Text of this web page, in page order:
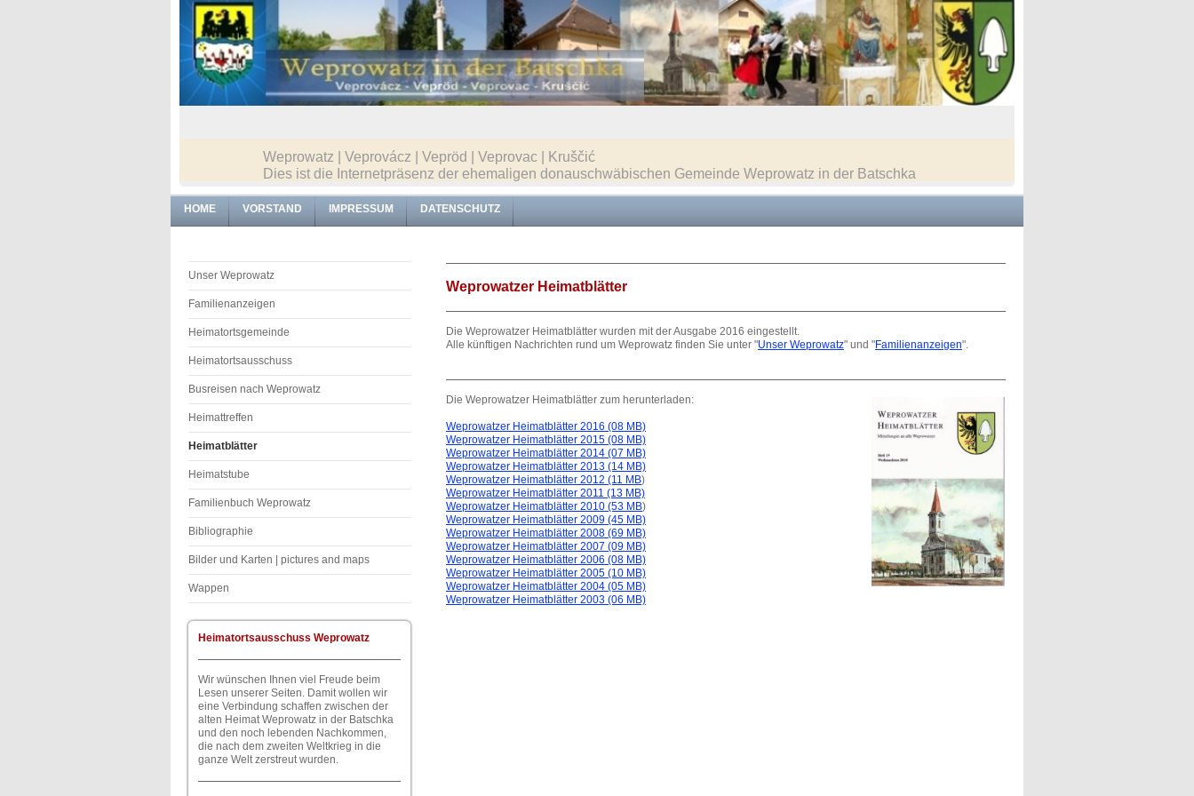
Weprowatz | Veprovácz | Vepröd | Veprovac | Kruščić
Dies ist die Internetpräsenz der ehemaligen donauschwäbischen Gemeinde Weprowatz in der Batschka
HOME VORSTAND IMPRESSUM DATENSCHUTZ
Unser Weprowatz
Familienanzeigen
Heimatortsgemeinde
Heimatortsausschuss
Busreisen nach Weprowatz
Heimattreffen
Heimatblätter
Heimatstube
Familienbuch Weprowatz
Bibliographie
Bilder und Karten | pictures and maps
Wappen
Heimatortsausschuss Weprowatz
Wir wünschen Ihnen viel Freude beim
Lesen unserer Seiten. Damit wollen wir
eine Verbindung schaffen zwischen der
alten Heimat Weprowatz in der Batschka
und den noch lebenden Nachkommen,
die nach dem zweiten Weltkrieg in die
ganze Welt zerstreut wurden.
Weprowatzer Heimatblätter
Die Weprowatzer Heimatblätter wurden mit der Ausgabe 2016 eingestellt.
Alle künftigen Nachrichten rund um Weprowatz finden Sie unter "Unser Weprowatz" und "Familienanzeigen".
Die Weprowatzer Heimatblätter zum herunterladen:
Weprowatzer Heimatblätter 2016 (08 MB)
Weprowatzer Heimatblätter 2015 (08 MB)
Weprowatzer Heimatblätter 2014 (07 MB)
Weprowatzer Heimatblätter 2013 (14 MB)
Weprowatzer Heimatblätter 2012 (11 MB)
Weprowatzer Heimatblätter 2011 (13 MB)
Weprowatzer Heimatblätter 2010 (53 MB)
Weprowatzer Heimatblätter 2009 (45 MB)
Weprowatzer Heimatblätter 2008 (69 MB)
Weprowatzer Heimatblätter 2007 (09 MB)
Weprowatzer Heimatblätter 2006 (08 MB)
Weprowatzer Heimatblätter 2005 (10 MB)
Weprowatzer Heimatblätter 2004 (05 MB)
Weprowatzer Heimatblätter 2003 (06 MB)